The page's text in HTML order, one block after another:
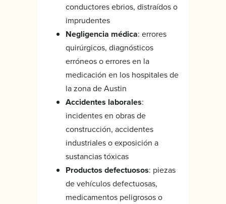
conductores ebrios, distraídos o
imprudentes
Negligencia médica: errores
quirúrgicos, diagnósticos
erróneos o errores en la
medicación en los hospitales de
la zona de Austin
Accidentes laborales:
incidentes en obras de
construcción, accidentes
industriales o exposición a
sustancias tóxicas
Productos defectuosos: piezas
de vehículos defectuosas,
medicamentos peligrosos o